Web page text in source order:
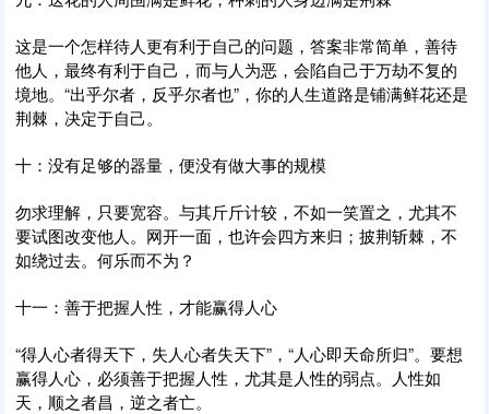
这是一个怎样待人更有利于自己的问题，答案非常简单，善待
他人，最终有利于自己，而与人为恶，会陷自己于万劫不复的
境地。“出乎尔者，反乎尔者也”，你的人生道路是铺满鲜花还是
荆棘，决定于自己。
十：没有足够的器量，便没有做大事的规模
勿求理解，只要宽容。与其斤斤计较，不如一笑置之，尤其不
要试图改变他人。网开一面，也许会四方来归；披荆斩棘，不
如绕过去。何乐而不为？
十一：善于把握人性，才能赢得人心
“得人心者得天下，失人心者失天下”，“人心即天命所归”。要想
赢得人心，必须善于把握人性，尤其是人性的弱点。人性如
天，顺之者昌，逆之者亡。